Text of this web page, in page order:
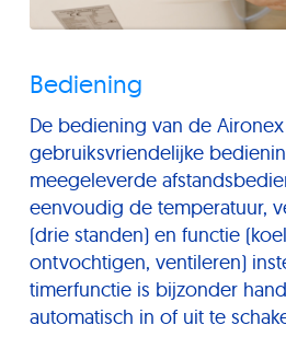
Bediening
De bediening van de
gebruiksvriendelijke
meegeleverde
eenvoudig de temperatuur,
(drie standen) en functie
ontvochtigen, ventileren)
timerfunctie is bijzonder
automatisch in of uit te